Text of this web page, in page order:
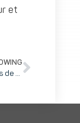
et
Les communautés d’utilisateurs en ligne : la clé de succès de votre innovation